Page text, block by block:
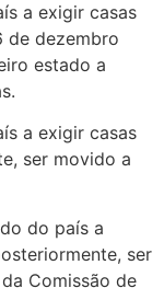
a exigir casas
de dezembro
estado a
a exigir casas
ser movido a
do país a
ser
Comissão de